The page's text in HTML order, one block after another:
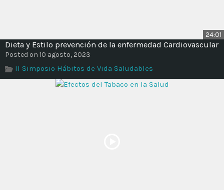
24:01
Dieta y Estilo prevención de la enfermedad Cardiovascular
Posted on 10 agosto, 2023
II Simposio Hábitos de Vida Saludables